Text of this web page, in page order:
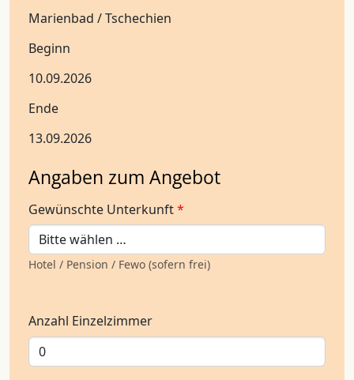
Beginn
Ende
Angaben zum Angebot
Gewünschte Unterkunft*
Hotel / Pension / Fewo (sofern frei)
Anzahl Einzelzimmer